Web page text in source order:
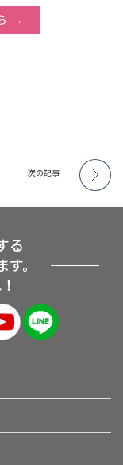
次の記事
る
。